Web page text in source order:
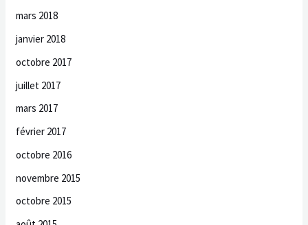
mars 2018
janvier 2018
octobre 2017
juillet 2017
mars 2017
février 2017
octobre 2016
novembre 2015
octobre 2015